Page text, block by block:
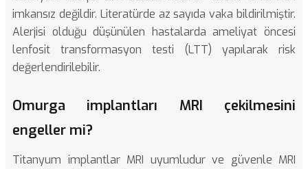
imkansız değildir. Literatürde az sayıda vaka bildirilmiştir.
Alerjisi olduğu düşünülen hastalarda ameliyat öncesi
lenfosit transformasyon testi (LTT) yapılarak risk
değerlendirilebilir.
Omurga implantları MRI çekilmesini
engeller mi?
Titanyum implantlar MRI uyumludur ve güvenle MRI